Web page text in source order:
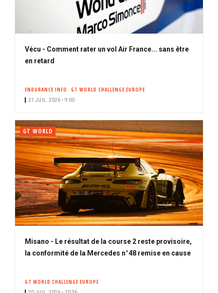
Vécu - Comment rater un vol Air France... sans être
en retard
ENDURANCE INFO GT WORLD CHALLENGE EUROPE
21 JUIL. 2026 • 9:00
GT WORLD
Misano - Le résultat de la course 2 reste provisoire,
la conformité de la Mercedes n°48 remise en cause
GT WORLD CHALLENGE EUROPE